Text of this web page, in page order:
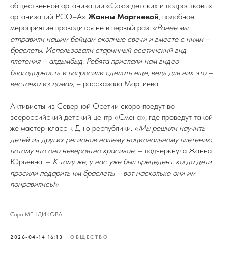
общественной организации «Союз детских и подростковых
организаций РСО–А» Жанны Маргиевой, подобное
мероприятие проводится не в первый раз. «Ранее мы
отправили нашим бойцам окопные свечи и вместе с ними –
браслеты. Использовали старинный осетинский вид
плетения – алдымбыд. Ребята прислали нам видео-
благодарность и попросили сделать еще, ведь для них это –
весточка из дома», – рассказала Маргиева.
Активисты из Северной Осетии скоро поедут во
всероссийский детский центр «Смена», где проведут такой
же мастер-класс к Дню республики. «Мы решили научить
детей из других регионов нашему национальному плетению,
потому что оно невероятно красивое, – подчеркнула Жанна
Юрьевна. – К тому же, у нас уже был прецедент, когда дети
просили подарить им браслеты – вот насколько они им
понравились!»
Сара МЕНДИКОВА
2026-04-14 16:13 ОБЩЕСТВО